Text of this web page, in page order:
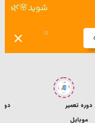
شوید🌸🌿
دوره ICDL